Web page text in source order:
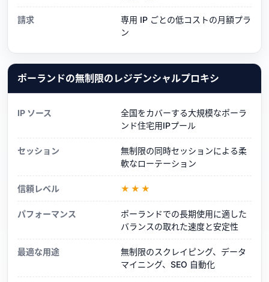
請求
専用 IP ごとの低コストの月額プラ
ン
ポーランドの無制限のレジデンシャルプロキシ
IP ソース
全国をカバーする大規模なポーラ
ンド住宅用IPプール
セッション
無制限の同時セッションによる柔
軟なローテーション
信頼レベル ★★★
パフォーマンス
ポーランドでの長期使用に適した
バランスの取れた速度と安定性
最適な用途
無制限のスクレイピング、データ
マイニング、SEO 自動化